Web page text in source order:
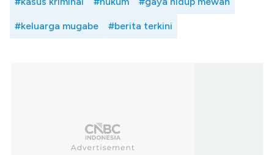
#keluarga mugabe #berita terkini